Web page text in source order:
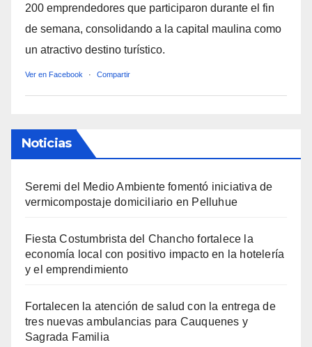
200 emprendedores que participaron durante el fin
de semana, consolidando a la capital maulina como
un atractivo destino turístico.
Ver en Facebook · Compartir
Noticias
Seremi del Medio Ambiente fomentó iniciativa de
vermicompostaje domiciliario en Pelluhue
Fiesta Costumbrista del Chancho fortalece la
economía local con positivo impacto en la hotelería
y el emprendimiento
Fortalecen la atención de salud con la entrega de
tres nuevas ambulancias para Cauquenes y
Sagrada Familia